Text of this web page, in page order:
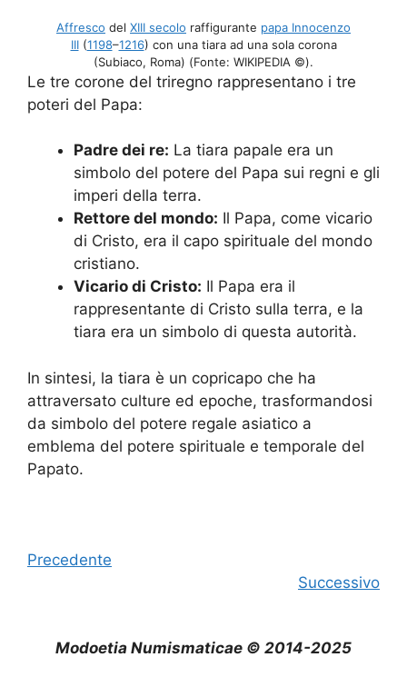
Affresco del XIII secolo raffigurante papa Innocenzo
III(1198–1216) con una tiara ad una sola corona
(Subiaco, Roma) (Fonte: WIKIPEDIA ©).
Le tre corone del triregno rappresentano i tre
poteri del Papa:
Padre dei re: La tiara papale era un
simbolo del potere del Papa sui regni e gli
imperi della terra.
Rettore del mondo: Il Papa, come vicario
di Cristo, era il capo spirituale del mondo
cristiano.
Vicario di Cristo: Il Papa era il
rappresentante di Cristo sulla terra, e la
tiara era un simbolo di questa autorità.
In sintesi, la tiara è un copricapo che ha
attraversato culture ed epoche, trasformandosi
da simbolo del potere regale asiatico a
emblema del potere spirituale e temporale del
Papato.
Precedente
Successivo
Modoetia Numismaticae © 2014-2025